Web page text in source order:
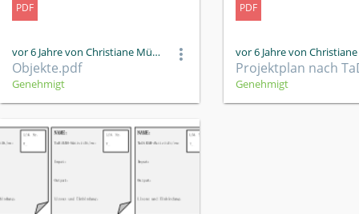
PDF
vor 6 Jahre von Christiane Müller
Objekte.pdf
Genehmigt
PDF
Genehmigt